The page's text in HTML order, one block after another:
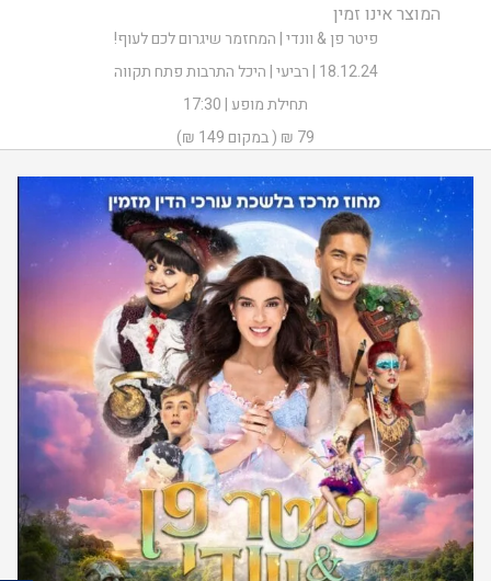
היה:
₪149.00.
₪79.00.
המוצר אינו זמין
פיטר פן & וונדי | המחזמר שיגרום לכם לעוף!
18.12.24 | רביעי | היכל התרבות פתח תקווה
תחילת מופע | 17:30
79 ₪ ( במקום 149 ₪)